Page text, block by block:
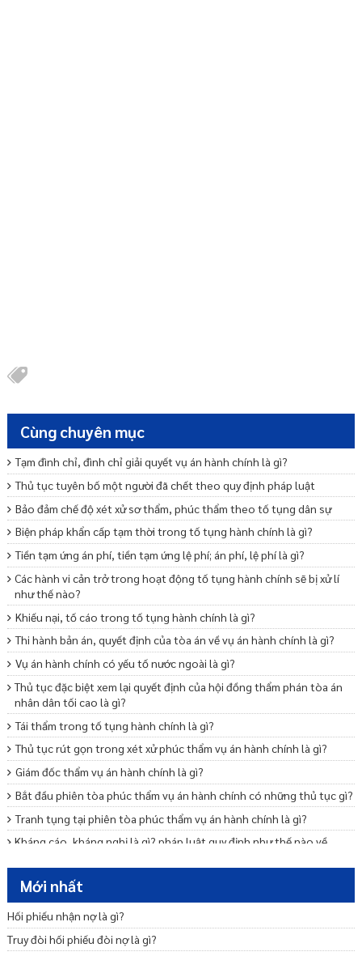
Cùng chuyên mục
Tạm đình chỉ, đình chỉ giải quyết vụ án hành chính là gì?
Thủ tục tuyên bố một người đã chết theo quy định pháp luật
Bảo đảm chế độ xét xử sơ thẩm, phúc thẩm theo tố tụng dân sự
Biện pháp khẩn cấp tạm thời trong tố tụng hành chính là gì?
Tiền tạm ứng án phí, tiền tạm ứng lệ phí; án phí, lệ phí là gì?
Các hành vi cản trở trong hoạt động tố tụng hành chính sẽ bị xử lí
như thế nào?
Khiếu nại, tố cáo trong tố tụng hành chính là gì?
Thi hành bản án, quyết định của tòa án về vụ án hành chính là gì?
Vụ án hành chính có yếu tố nước ngoài là gì?
Thủ tục đặc biệt xem lại quyết định của hội đồng thẩm phán tòa án
nhân dân tối cao là gì?
Tái thẩm trong tố tụng hành chính là gì?
Thủ tục rút gọn trong xét xử phúc thẩm vụ án hành chính là gì?
Giám đốc thẩm vụ án hành chính là gì?
Bắt đầu phiên tòa phúc thẩm vụ án hành chính có những thủ tục gì?
Tranh tụng tại phiên tòa phúc thẩm vụ án hành chính là gì?
Kháng cáo, kháng nghị là gì? pháp luật quy định như thế nào về
Nghị án, tuyên án và bản án sơ thẩm vụ án hành chính là gì?
Hỏi và tranh luận tại phiên tòa sơ thẩm vụ án hành chính là gì?
Thủ tục bắt đầu phiên tòa sơ thẩm vụ án hành gồm những gì?
Quy định chung của phiên tòa sơ thẩm vụ án hành chính là gì?
Mới nhất
Hối phiếu nhận nợ là gì?
Truy đòi hối phiếu đòi nợ là gì?